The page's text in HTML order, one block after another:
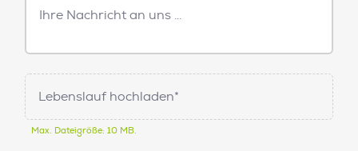
Nachricht
Lebenslauf hochladen*
Max. Dateigröße: 10 MB.